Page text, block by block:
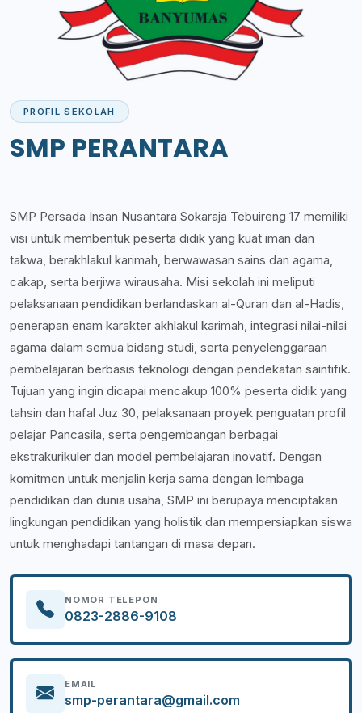
PROFIL SEKOLAH
SMP PERANTARA
SMP Persada Insan Nusantara Sokaraja Tebuireng 17 memiliki
visi untuk membentuk peserta didik yang kuat iman dan
takwa, berakhlakul karimah, berwawasan sains dan agama,
cakap, serta berjiwa wirausaha. Misi sekolah ini meliputi
pelaksanaan pendidikan berlandaskan al-Quran dan al-Hadis,
penerapan enam karakter akhlakul karimah, integrasi nilai-nilai
agama dalam semua bidang studi, serta penyelenggaraan
pembelajaran berbasis teknologi dengan pendekatan saintifik.
Tujuan yang ingin dicapai mencakup 100% peserta didik yang
tahsin dan hafal Juz 30, pelaksanaan proyek penguatan profil
pelajar Pancasila, serta pengembangan berbagai
ekstrakurikuler dan model pembelajaran inovatif. Dengan
komitmen untuk menjalin kerja sama dengan lembaga
pendidikan dan dunia usaha, SMP ini berupaya menciptakan
lingkungan pendidikan yang holistik dan mempersiapkan siswa
untuk menghadapi tantangan di masa depan.
NOMOR TELEPON
0823-2886-9108
EMAIL
smp-perantara@gmail.com